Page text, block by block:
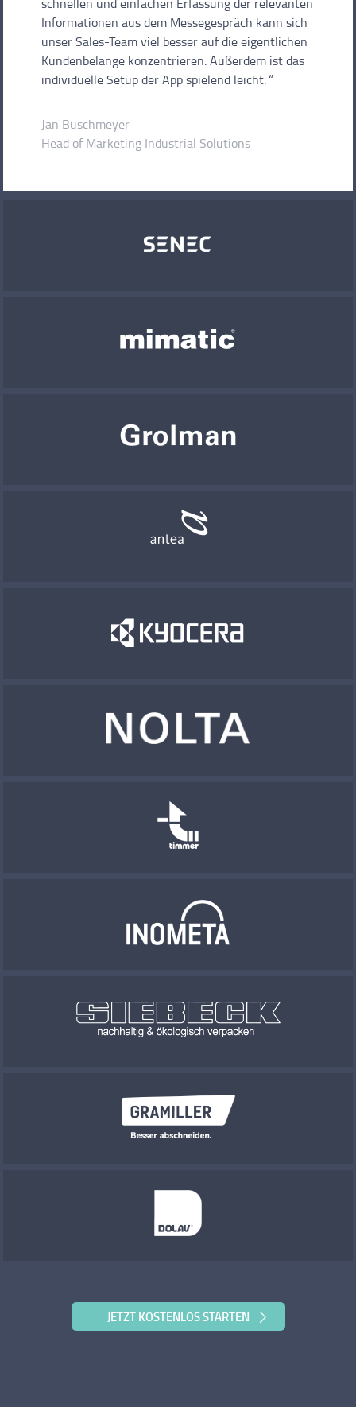
Informationen aus dem Messegespräch kann sich
unser Sales-Team viel besser auf die eigentlichen
Kundenbelange konzentrieren. Außerdem ist das
individuelle Setup der App spielend leicht.
Jan Buschmeyer
Head of Marketing Industrial Solutions
JETZT KOSTENLOS STARTEN